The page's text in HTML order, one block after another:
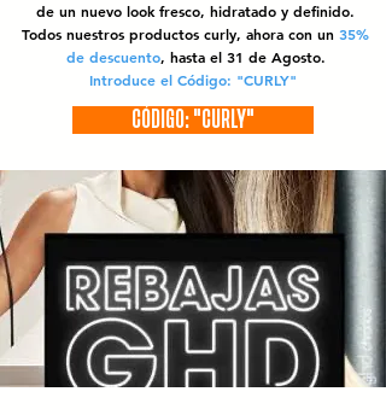
de un nuevo look fresco, hidratado y definido.
Todos nuestros productos curly, ahora con un 35%
de descuento, hasta el 31 de Agosto.
Introduce el Código: "CURLY"
CÓDIGO: "CURLY"